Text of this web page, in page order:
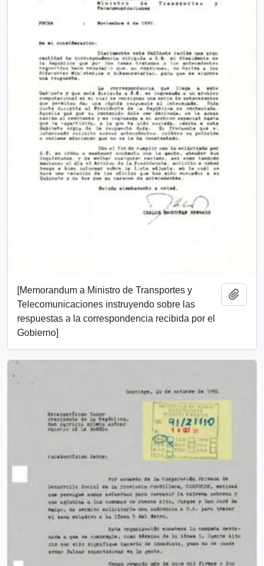
[Memorandum a Ministro de Transportes y
Telecomunicaciones instruyendo sobre las
respuestas a la correspondencia recibida por el
Gobierno]